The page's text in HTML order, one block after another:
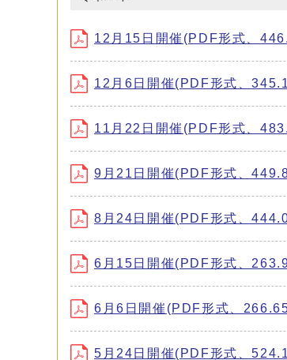
12月15日開催(PDF形式、
12月6日開催(PDF形式、
11月22日開催(PDF形式、
9月21日開催(PDF形式、
8月24日開催(PDF形式、
6月15日開催(PDF形式、
6月6日開催(PDF形式、
5月24日開催(PDF形式、